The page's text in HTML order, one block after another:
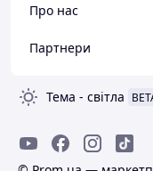
Про нас
Партнери
Тема - світла